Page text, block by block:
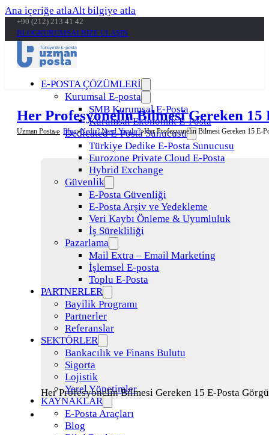
Ana içeriğe atlaAlt bilgiye atla
+90 (212) 213 41 42
BLOGKURUMSALBİZE ULAŞIN
E-POSTA ÇÖZÜMLERİ
Kurumsal E-posta
SMB Kurumsal E-Posta
Kurumsal Ekonomik E-Posta
Dedicated E-Posta Sunucusu
Türkiye Dedike E-Posta Sunucusu
Eurozone Private Cloud E-Posta
Hybrid Exchange
Güvenlik
E-Posta Güvenliği
E-Posta Arşiv ve Yedekleme
Veri Kaybı Önleme & Uyumluluk
İş Sürekliliği
Pazarlama
Mail Extra – Email Marketing
İşlemsel E-posta
Toplu E-Posta
PARTNERLER
Bayilik Programı
Partnerler
Referanslar
SEKTÖRLER
Bankacılık ve Finans Bulutu
Sigorta
Lojistik
Yerel Yönetimler
KAYNAKLAR
E-Posta Araçları
Blog
Her Profesyonelin Bilmesi Gereken 15
Uzman Posta » Blog Nedir? Nasıl Yapılır? Her Profesyonelin Bilmesi Gereken 15 E-
Her Profesyonelin Bilmesi Gereken 15 E-Posta